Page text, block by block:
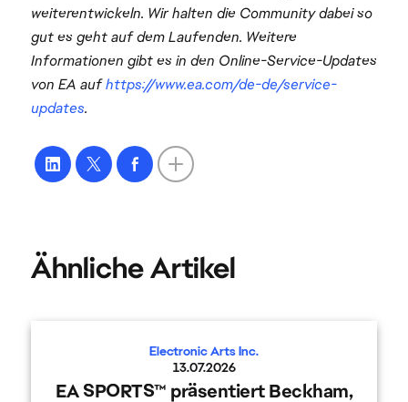
weiterentwickeln. Wir halten die Community dabei so
gut es geht auf dem Laufenden. Weitere
Informationen gibt es in den Online-Service-Updates
von EA aufhttps://www.ea.com/de-de/service-
updates.